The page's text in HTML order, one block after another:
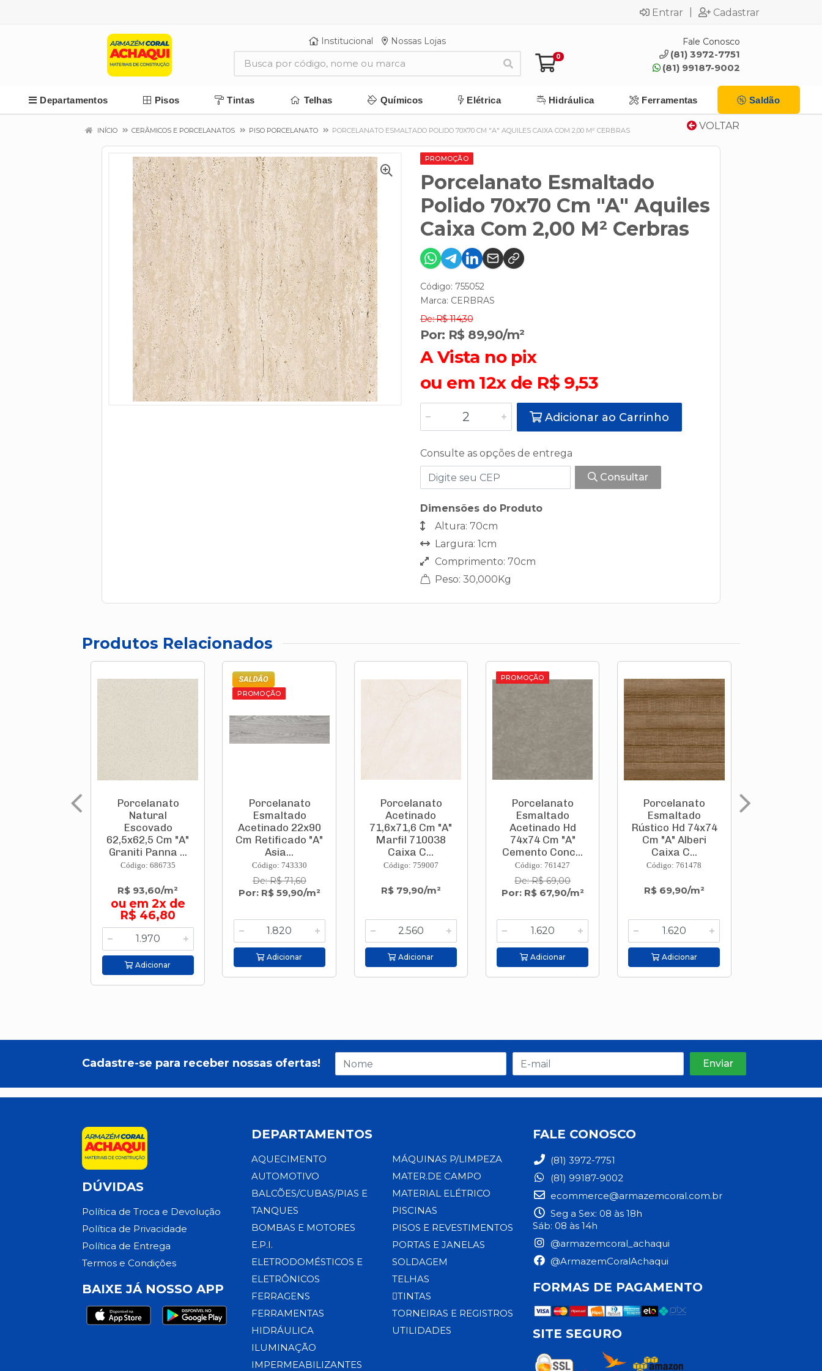
Entrar Cadastrar
Institucional Nossas Lojas
0
Fale Conosco
(81) 3972-7751
(81) 99187-9002
Departamentos Pisos Tintas Telhas Químicos Elétrica Hidráulica Ferramentas Saldão
VOLTAR
INÍCIO CERÂMICOS E PORCELANATOS PISO PORCELANATO PORCELANATO ESMALTADO POLIDO 70X70 CM "A" AQUILES CAIXA COM 2,00 M² CERBRAS
PROMOÇÃO
Porcelanato Esmaltado
Polido 70x70 Cm "A" Aquiles
Caixa Com 2,00 M² Cerbras
Código: 755052
Marca: CERBRAS
De: R$ 114,30
Por: R$ 89,90/m²
A Vista no pix
ou em 12x de R$ 9,53
Adicionar ao Carrinho
Consulte as opções de entrega
Consultar
Dimensões do Produto
Altura: 70cm
Largura: 1cm
Comprimento: 70cm
Peso: 30,000Kg
Produtos Relacionados
Porcelanato
Natural
Escovado
62,5x62,5 Cm "A"
Graniti Panna ...
Código: 686735
R$ 93,60/m²
ou em 2x de
R$ 46,80
Adicionar
PROMOÇÃO
Porcelanato
Esmaltado
Acetinado 22x90
Cm Retificado "A"
Asia...
Código: 743330
De: R$ 71,60
Por: R$ 59,90/m²
Adicionar
Porcelanato
Acetinado
71,6x71,6 Cm "A"
Marfil 710038
Caixa C...
Código: 759007
R$ 79,90/m²
Adicionar
PROMOÇÃO
Porcelanato
Esmaltado
Acetinado Hd
74x74 Cm "A"
Cemento Conc...
Código: 761427
De: R$ 69,00
Por: R$ 67,90/m²
Adicionar
Porcelanato
Esmaltado
Rústico Hd 74x74
Cm "A" Alberi
Caixa C...
Código: 761478
R$ 69,90/m²
Adicionar
Cadastre-se para receber nossas ofertas!
DÚVIDAS
Política de Troca e Devolução
Política de Privacidade
Política de Entrega
Termos e Condições
BAIXE JÁ NOSSO APP
DEPARTAMENTOS
AQUECIMENTO
AUTOMOTIVO
BALCÕES/CUBAS/PIAS E
TANQUES
BOMBAS E MOTORES
E.P.I.
ELETRODOMÉSTICOS E
ELETRÔNICOS
FERRAGENS
FERRAMENTAS
HIDRÁULICA
ILUMINAÇÃO
IMPERMEABILIZANTES
MÁQUINAS P/LIMPEZA
MATER.DE CAMPO
MATERIAL ELÉTRICO
PISCINAS
PISOS E REVESTIMENTOS
PORTAS E JANELAS
SOLDAGEM
TELHAS
TINTAS
TORNEIRAS E REGISTROS
UTILIDADES
FALE CONOSCO
(81) 3972-7751
(81) 99187-9002
ecommerce@armazemcoral.com.br
Seg a Sex: 08 às 18h
Sáb: 08 às 14h
@armazemcoral_achaqui
@ArmazemCoralAchaqui
FORMAS DE PAGAMENTO
SITE SEGURO